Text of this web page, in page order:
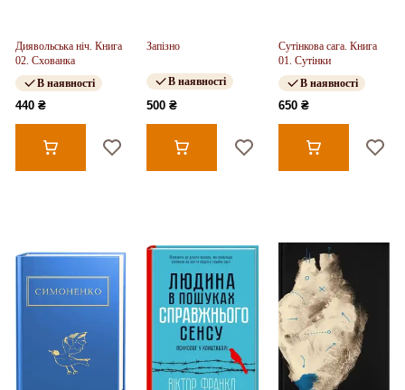
Диявольська ніч. Книга
02. Схованка
В наявності
440 ₴
Запізно
В наявності
500 ₴
Сутінкова сага. Книга
01. Сутінки
В наявності
650 ₴